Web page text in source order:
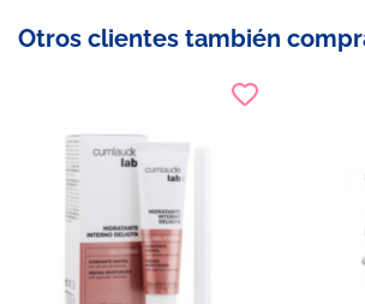
Otros clientes también